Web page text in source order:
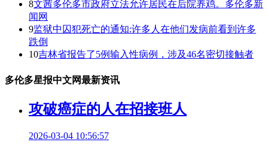
8文茜多伦多市政府立法允许居民在后院养鸡。多伦多新
闻网
9监狱中囚犯死亡的通知:许多人在他们发病前看到许多
跌倒
10吉林省报告了5例输入性病例，涉及46名密切接触者
多伦多星报中文网最新资讯
攻破癌症的人在招接班人
2026-03-04 10:56:57